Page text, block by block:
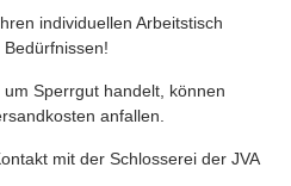
individuellen Arbeitstisch
Sperrgut handelt, können
anfallen.
mit der Schlosserei der JVA